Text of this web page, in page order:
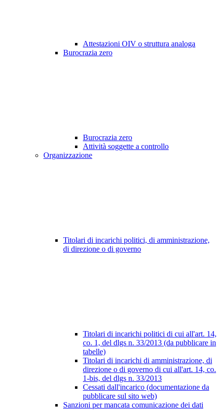
Attestazioni OIV o struttura analoga
Burocrazia zero
Burocrazia zero
Attività soggette a controllo
Organizzazione
Titolari di incarichi politici, di amministrazione,
di direzione o di governo
Titolari di incarichi politici di cui all'art. 14,
co. 1, del dlgs n. 33/2013 (da pubblicare in
tabelle)
Titolari di incarichi di amministrazione, di
direzione o di governo di cui all'art. 14, co.
1-bis, del dlgs n. 33/2013
Cessati dall'incarico (documentazione da
pubblicare sul sito web)
Sanzioni per mancata comunicazione dei dati